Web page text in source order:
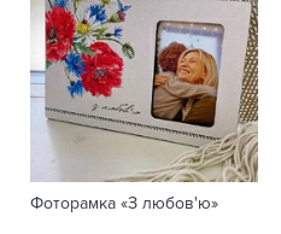
Фоторамка «З любов'ю»